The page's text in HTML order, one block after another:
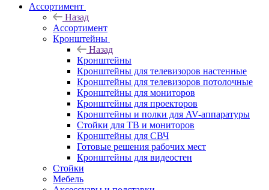
Ассортимент
Назад
Ассортимент
Кронштейны
Назад
Кронштейны
Кронштейны для телевизоров настенные
Кронштейны для телевизоров потолочные
Кронштейны для мониторов
Кронштейны для проекторов
Кронштейны и полки для AV-аппаратуры
Стойки для ТВ и мониторов
Кронштейны для СВЧ
Готовые решения рабочих мест
Кронштейны для видеостен
Стойки
Мебель